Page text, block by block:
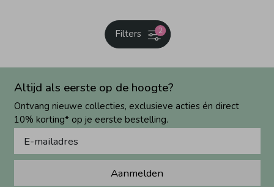
2
Filters
Altijd als eerste op de hoogte?
Ontvang nieuwe collecties, exclusieve acties én direct
10% korting* op je eerste bestelling.
Aanmelden